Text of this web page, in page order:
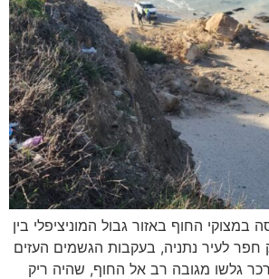
במצוקי החוף באזור גבול המוניציפלי בין
חפר לעיר נתניה, בעקבות הגשמים העזים
גלשו מגובה רב אל החוף, שהיה ריק